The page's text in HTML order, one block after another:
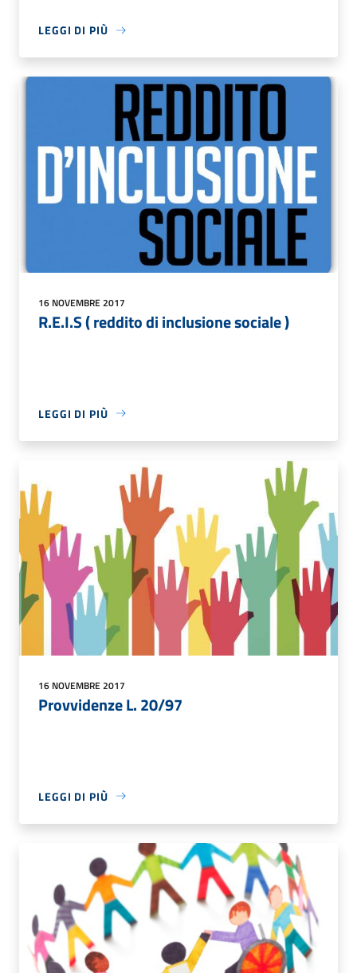
LEGGI DI PIÙ
16 NOVEMBRE 2017
R.E.I.S ( reddito di inclusione sociale )
LEGGI DI PIÙ
16 NOVEMBRE 2017
Provvidenze L. 20/97
LEGGI DI PIÙ